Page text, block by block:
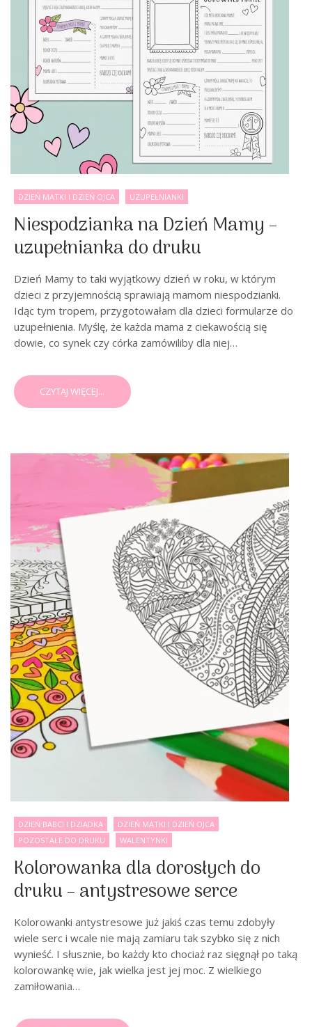
DZIEŃ MATKI I DZIEŃ OJCA UZUPEŁNIANKI
Niespodzianka na Dzień Mamy –
uzupełnianka do druku
Dzień Mamy to taki wyjątkowy dzień w roku, w którym
dzieci z przyjemnością sprawiają mamom niespodzianki.
Idąc tym tropem, przygotowałam dla dzieci formularze do
uzupełnienia. Myślę, że każda mama z ciekawością się
dowie, co synek czy córka zamówiliby dla niej…
CZYTAJ WIĘCEJ...
DZIEŃ BABCI I DZIADKA
DZIEŃ MATKI I DZIEŃ OJCA
POZOSTAŁE DO DRUKU
WALENTYNKI
Kolorowanka dla dorosłych do
druku – antystresowe serce
Kolorowanki antystresowe już jakiś czas temu zdobyły
wiele serc i wcale nie mają zamiaru tak szybko się z nich
wynieść. I słusznie, bo każdy kto chociaż raz sięgnął po taką
kolorowankę wie, jak wielka jest jej moc. Z wielkiego
zamiłowania…